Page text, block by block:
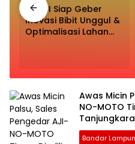
PTPN I Siap Geber
Inovasi Bibit Unggul &
Optimalisasi Lahan
Awas Micin
NO-MOTO
Bandar